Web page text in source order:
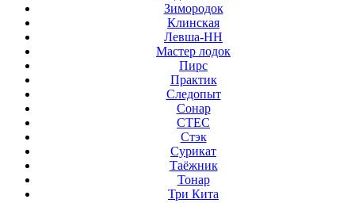
Зимородок
Клинская
Левша-НН
Мастер лодок
Пирс
Практик
Следопыт
Сонар
СТЕС
Стэк
Сурикат
Таёжник
Тонар
Три Кита